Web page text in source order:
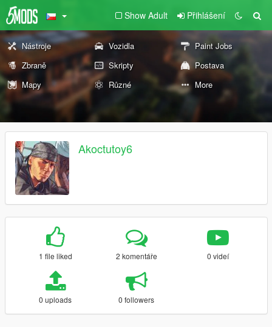
Show Adult Přihlášení
Nástroje Vozidla
Paint Jobs
Zbraně
Skripty
Postava
Mapy
Různé More
Akoctutoy6
1 file liked 2 komentáře 0 videí
0 uploads 0 followers